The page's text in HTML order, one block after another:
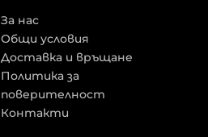
За нас
Общи условия
Доставка и връщане
Политика за
поверителност
Контакти